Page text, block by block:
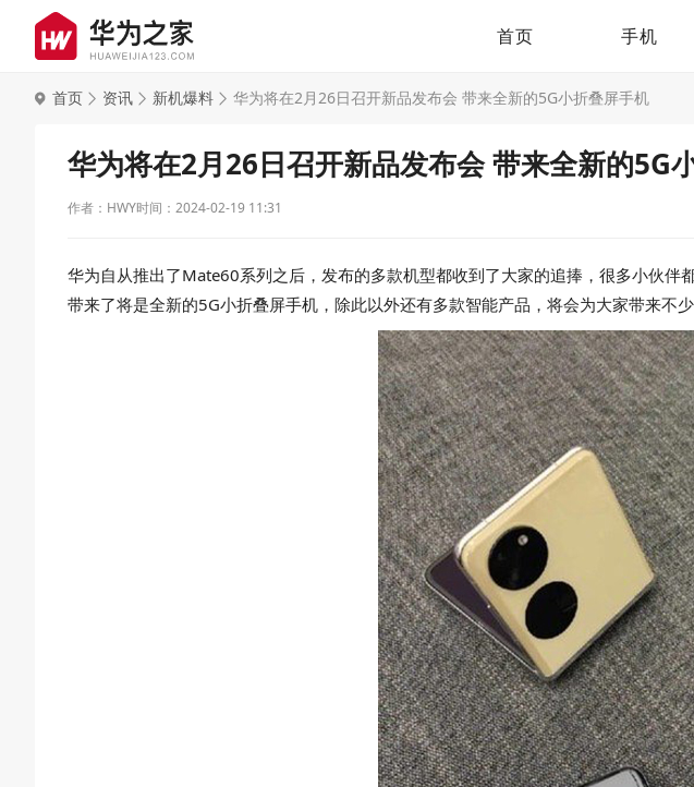
首页 手机
首页 资讯 新机爆料 华为将在2月26日召开新品发布会 带来全新的5G小折叠屏手机
华为将在2月26日召开新品发布会 带来全新的5G
作者：HWY时间：2024-02-19 11:31
华为自从推出了Mate60系列之后，发布的多款机型都收到了大家的追捧，很多小伙
带来了将是全新的5G小折叠屏手机，除此以外还有多款智能产品，将会为大家带来不少